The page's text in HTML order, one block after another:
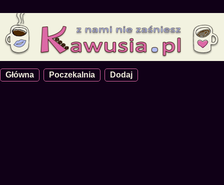
Główna Poczekalnia Dodaj